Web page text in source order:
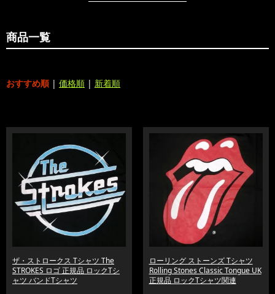
商品一覧
おすすめ順 | 価格順 | 新着順
ザ・ストロークス Tシャツ The
STROKES ロゴ 正規品 ロックTシ
ャツ バンドTシャツ
ローリング ストーンズ Tシャツ
Rolling Stones Classic Tongue UK
正規品 ロックTシャツ関連